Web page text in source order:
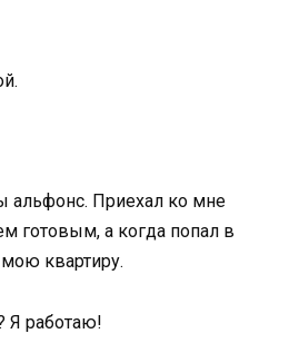
альфонс. Приехал ко мне
готовым, а когда попал в
квартиру.
Я работаю!